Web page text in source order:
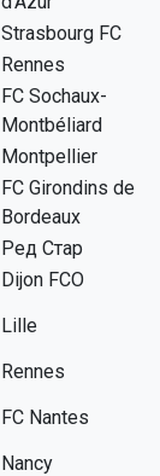
Strasbourg FC
Rennes
FC Sochaux-
Montbéliard
Montpellier
FC Girondins de
Bordeaux
Ред Стар
Dijon FCO
Lille
Rennes
FC Nantes
Nancy